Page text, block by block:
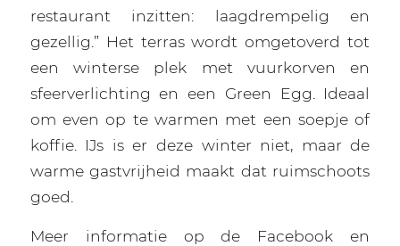
restaurant inzitten: laagdrempelig en
gezellig.” Het terras wordt omgetoverd tot
een winterse plek met vuurkorven en
sfeerverlichting en een Green Egg. Ideaal
om even op te warmen met een soepje of
koffie. IJs is er deze winter niet, maar de
warme gastvrijheid maakt dat ruimschoots
goed.
Meer informatie op de Facebook en